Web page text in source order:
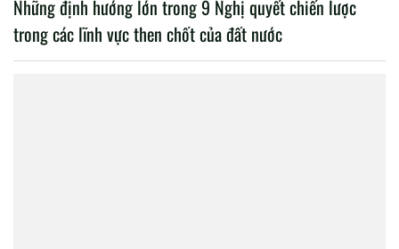
Những định hướng lớn trong 9 Nghị quyết chiến lược
trong các lĩnh vực then chốt của đất nước